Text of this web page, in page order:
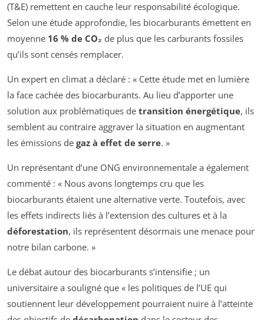
(T&E) remettent en cauche leur responsabilité écologique.
Selon une étude approfondie, les biocarburants émettent en
moyenne 16 % de CO₂ de plus que les carburants fossiles
qu’ils sont censés remplacer.
Un expert en climat a déclaré : « Cette étude met en lumière
la face cachée des biocarburants. Au lieu d’apporter une
solution aux problématiques de transition énergétique, ils
semblent au contraire aggraver la situation en augmentant
les émissions de gaz à effet de serre. »
Un représentant d’une ONG environnementale a également
commenté : « Nous avons longtemps cru que les
biocarburants étaient une alternative verte. Toutefois, avec
les effets indirects liés à l’extension des cultures et à la
déforestation, ils représentent désormais une menace pour
notre bilan carbone. »
Le débat autour des biocarburants s’intensifie ; un
universitaire a souligné que « les politiques de l’UE qui
soutiennent leur développement pourraient nuire à l’atteinte